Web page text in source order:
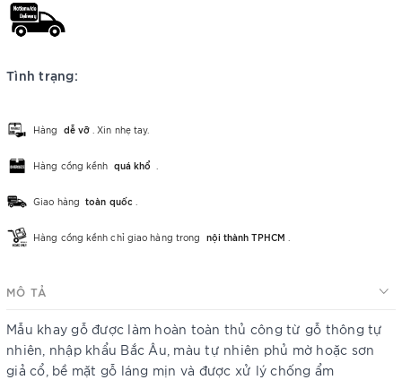
Tình trạng:
Hàng dễ vỡ . Xin nhẹ tay.
Hàng cồng kềnh quá khổ
Giao hàng toàn quốc
Hàng cồng kềnh chỉ giao hàng trong nội thành TPHCM
MÔ TẢ
Mẫu khay gỗ được làm hoàn toàn thủ công từ gỗ thông tự
nhiên, nhập khẩu Bắc Âu, màu tự nhiên phủ mờ hoặc sơn
giả cổ, bề mặt gỗ láng mịn và được xử lý chống ẩm